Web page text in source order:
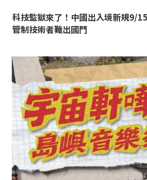
科技監獄來了！中國出入境新規9/
管制技術者難出國門